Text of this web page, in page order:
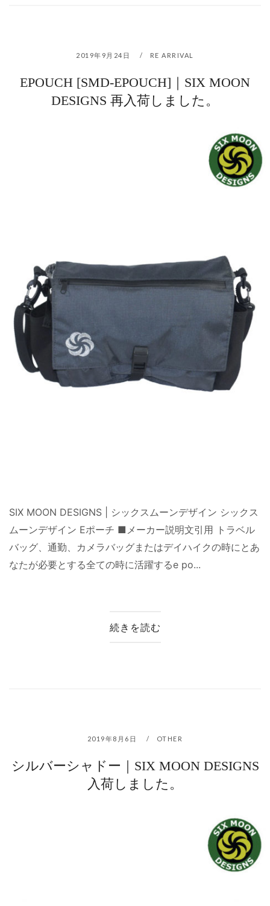
2019年9月24日 RE ARRIVAL
EPOUCH [SMD-EPOUCH]｜SIX MOON
DESIGNS 再入荷しました。
SIX MOON DESIGNS | シックスムーンデザイン シックス
ムーンデザイン Eポーチ ■メーカー説明文引用 トラベル
バッグ、通勤、カメラバッグまたはデイハイクの時にとあ
なたが必要とする全ての時に活躍するe po...
続きを読む
2019年8月6日 OTHER
シルバーシャドー｜SIX MOON DESIGNS
入荷しました。